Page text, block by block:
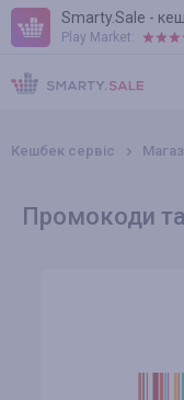
Smarty.Sale -
Play Market:
ПРАВИЛА
ПЛАГІНИ
Кешбек сервіс
Промокоди